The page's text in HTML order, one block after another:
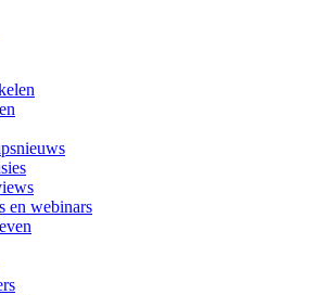
en webinars